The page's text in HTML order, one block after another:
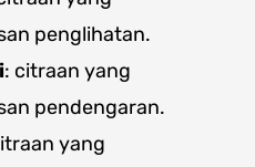
penglihatan.
: citraan yang
pendengaran.
yang